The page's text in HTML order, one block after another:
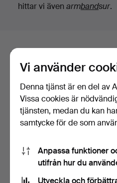
hittar vi även armbandsur.
Här är föremål från
matchar din
Visa alla föremål
Vi använder
Denna tjänst är en del av
Vissa cookies är
tjänsten, medan du kan
samtycke för de som
Anpassa funktioner
utifrån hur du
Utveckla och